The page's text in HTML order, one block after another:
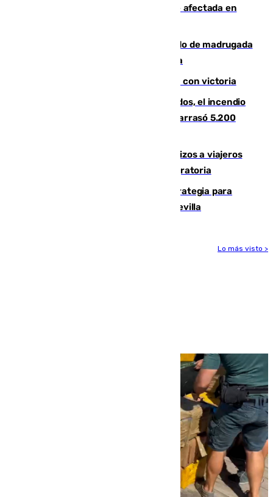
Incendios de Castellón: la superficie afectada en
Muere un peatón tras ser atropellado de madrugada
en la carretera A-7 a su paso por Málaga
El Granada cierra su puesta a punto con victoria
Un mes de la tragedia de Los Gallardos, el incendio
que acabó con la vida de 14 personas y arrasó 5.200
España establece controles fronterizos a viajeros
procedentes de Italia por la presión migratoria
El Ayuntamiento desarrolla una estrategia para
recuperar la identidad patrimonial de Sevilla
Lo más visto >